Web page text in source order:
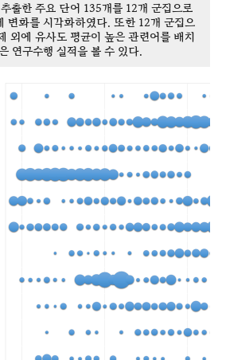
출한 주요 단어 135개를 12개 군집으로
변화를 시각화하였다. 또한 12개 군집으
외에 유사도 평균이 높은 관련어를 배치
연구수행 실적을 볼 수 있다.